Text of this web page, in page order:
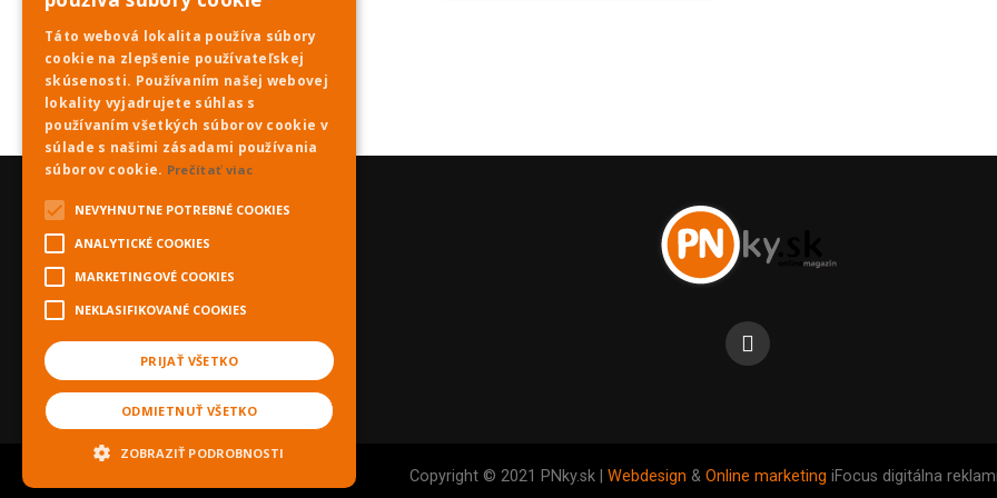
Copyright © 2021 PNky.sk | Webdesign & Online marketing iFocus digitálna
Táto webová lokalita používa súbory
cookie na zlepšenie používateľskej
skúsenosti. Používaním našej webovej
lokality vyjadrujete súhlas s
používaním všetkých súborov cookie v
súlade s našimi zásadami používania
súborov cookie. Prečítať viac
NEVYHNUTNE POTREBNÉ COOKIES
ANALYTICKÉ COOKIES
MARKETINGOVÉ COOKIES
NEKLASIFIKOVANÉ COOKIES
PRIJAŤ VŠETKO
ODMIETNUŤ VŠETKO
ZOBRAZIŤ PODROBNOSTI